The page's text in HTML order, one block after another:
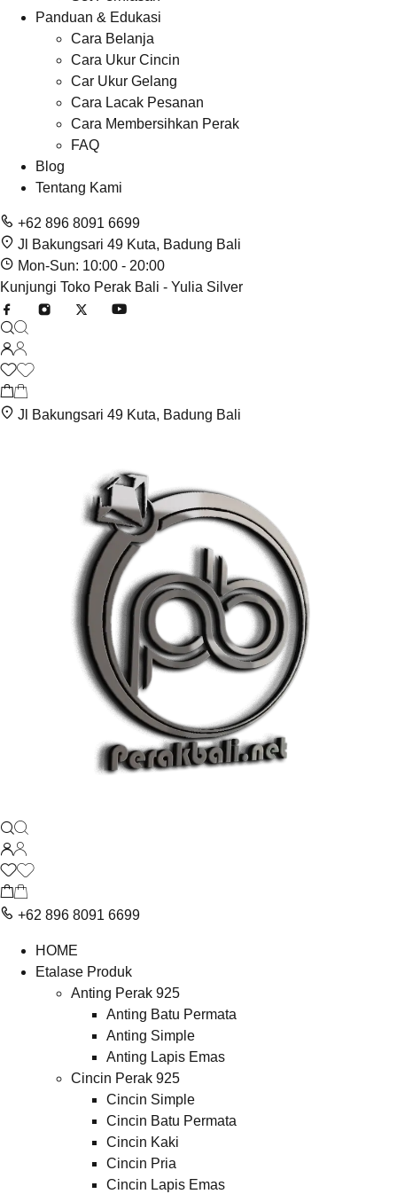
Panduan & Edukasi
Cara Belanja
Cara Ukur Cincin
Car Ukur Gelang
Cara Lacak Pesanan
Cara Membersihkan Perak
FAQ
Blog
Tentang Kami
+62 896 8091 6699
Jl Bakungsari 49 Kuta, Badung Bali
Mon-Sun: 10:00 - 20:00
Kunjungi Toko Perak Bali - Yulia Silver
Jl Bakungsari 49 Kuta, Badung Bali
+62 896 8091 6699
HOME
Etalase Produk
Anting Perak 925
Anting Batu Permata
Anting Simple
Anting Lapis Emas
Cincin Perak 925
Cincin Simple
Cincin Batu Permata
Cincin Kaki
Cincin Pria
Cincin Lapis Emas